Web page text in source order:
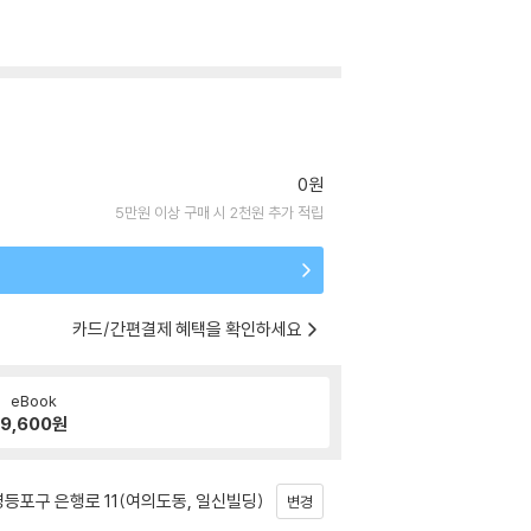
0원
5만원 이상 구매 시 2천원 추가 적립
카드/간편결제 혜택을 확인하세요
eBook
9,600원
포구 은행로 11(여의도동, 일신빌딩) 변경